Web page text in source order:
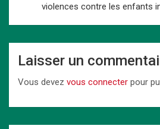
violences contre les enfants
Laisser un
Vous devez vous connecter pour